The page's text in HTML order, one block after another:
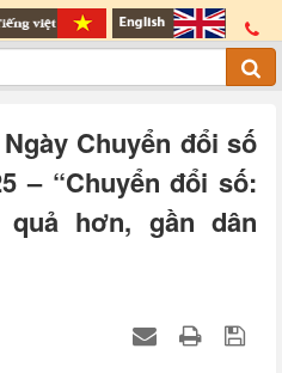
Chuyển đổi số
– “Chuyển đổi số:
hơn, gần dân